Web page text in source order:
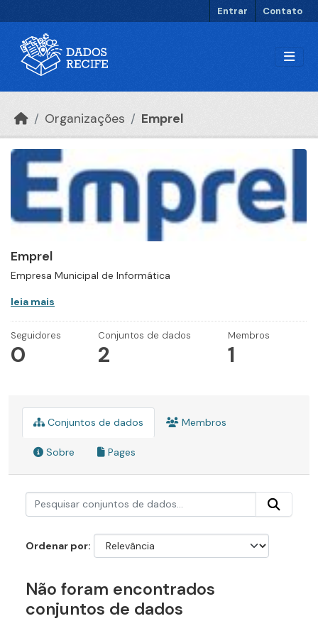
Entrar Contato
Organizações Emprel
Emprel
Empresa Municipal de Informática
leia mais
Seguidores
0
Conjuntos de dados
2
Membros
1
Conjuntos de dados Membros
Sobre Pages
Ordenar por
Não foram encontrados
conjuntos de dados